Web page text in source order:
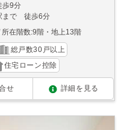
歩9分
まで 徒歩6分
所在階数:9階・地上13階
総戸数30戸以上
住宅ローン控除
せ 詳細を見る